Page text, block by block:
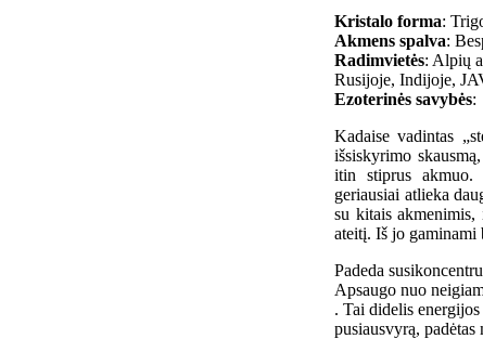
Kristalo forma:
Akmens spalva:
Radimvietės: Alpių
Rusijoje, Indijoje,
Ezoterinės savybės:
Kadaise vadintas
išsiskyrimo
itin stiprus akmuo.
geriausiai atlieka
su kitais akmenimis,
ateitį. Iš jo gaminami
Padeda
Apsaugo nuo
. Tai didelis
pusiausvyrą, padėtas